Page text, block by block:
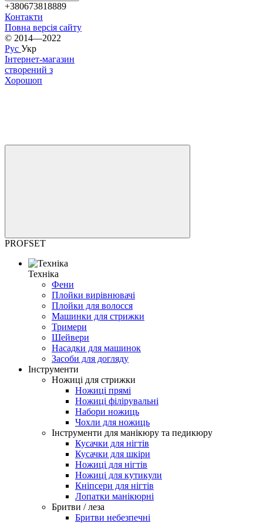
+380673818889
Контакти
Повна версія сайту
© 2014—2022
Рус Укр
Інтернет-магазин
створений з
Хорошоп
PROFSET
Техніка
Фени
Плойки вирівнювачі
Плойки для волосся
Машинки для стрижки
Тримери
Шейвери
Насадки для машинок
Засоби для догляду
Інструменти
Ножиці для стрижки
Ножиці прямі
Ножиці філірувальні
Набори ножиць
Чохли для ножиць
Інструменти для манікюру та педикюру
Кусачки для нігтів
Кусачки для шкіри
Ножиці для нігтів
Ножиці для кутикули
Кніпсери для нігтів
Лопатки манікюрні
Бритви / леза
Бритви небезпечні